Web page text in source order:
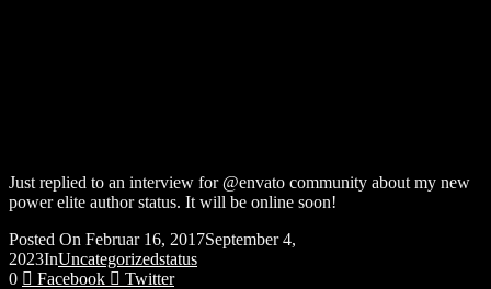
Just replied to an interview for @envato community about my new
power elite author status. It will be online soon!
Posted On Februar 16, 2017September 4,
2023InUncategorizedstatus
0
Facebook Twitter